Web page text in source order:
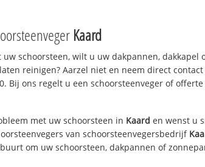
Kaard
uw schoorsteen, wilt u uw dakpannen, dakkapel
reinigen? Aarzel niet en neem direct
Bij ons regelt u een schoorsteenveger of
met uw schoorsteen in Kaard en wenst u
van schoorsteenvegersbedrijf
om uw schoorsteen, dakpannen of